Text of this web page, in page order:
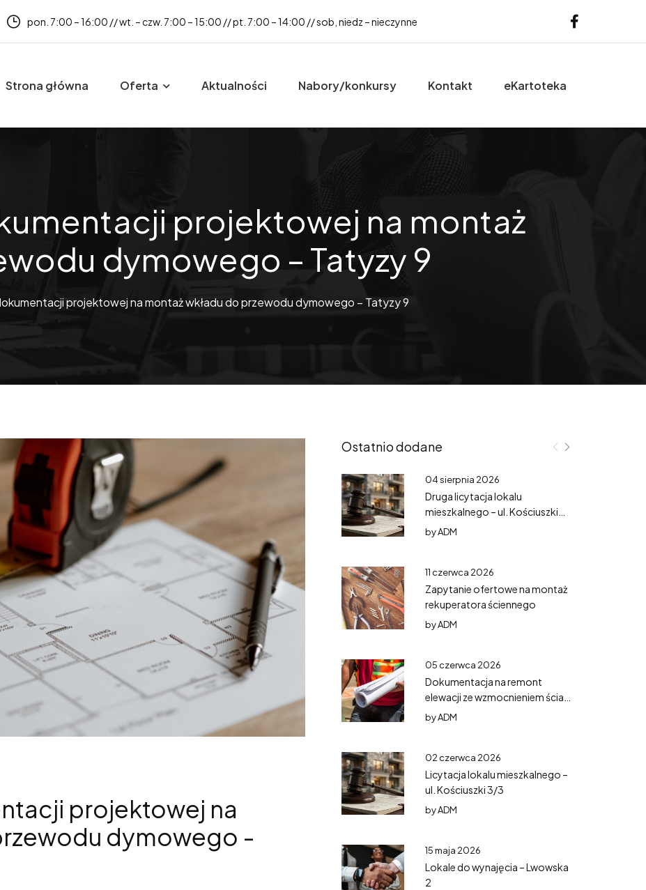
pon. 7:00 – 16:00 // wt. – czw. 7:00 – 15:00 // pt. 7:00 – 14:00 // sob, niedz – nieczynne
Strona główna Oferta Aktualności Nabory/konkursy Kontakt eKartoteka
projektowej na montaż
dymowego – Tatyzy 9
projektowej na montaż wkładu do przewodu dymowego – Tatyzy 9
Ostatnio dodane
04 sierpnia 2026
Druga licytacja lokalu
mieszkalnego – ul. Kościuszki
3/3
byADM
11 czerwca 2026
Zapytanie ofertowe na montaż
rekuperatora ściennego
byADM
05 czerwca 2026
Dokumentacja na remont
elewacji ze wzmocnieniem ścian
– Mazurska 5
byADM
02 czerwca 2026
Licytacja lokalu mieszkalnego –
ul. Kościuszki 3/3
byADM
15 maja 2026
Lokale do wynajęcia – Lwowska
2
projektowej na
dymowego -